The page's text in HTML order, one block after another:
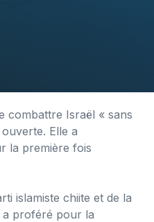
combattre Israël « sans
Elle a
la première fois
islamiste chiite et de la
a proféré pour la